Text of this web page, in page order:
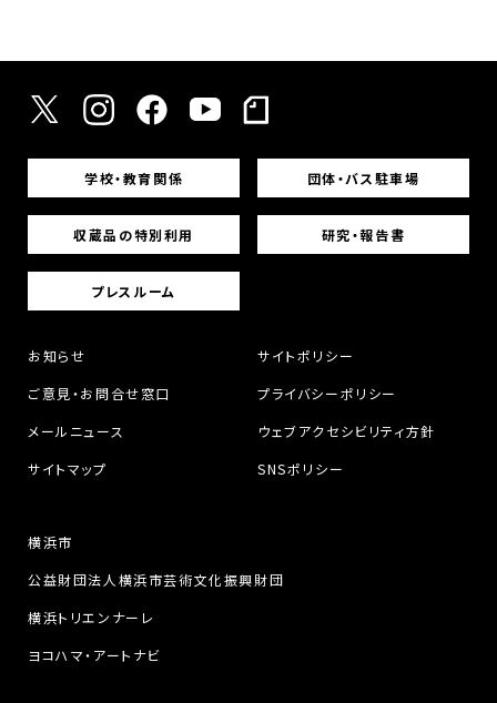
学校・教育関係 団体・バス駐車場
収蔵品の特別利用 研究・報告書
プレスルーム
お知らせ
ご意見・お問合せ窓口
メールニュース
サイトマップ
サイトポリシー
プライバシーポリシー
ウェブアクセシビリティ方針
SNSポリシー
横浜市
公益財団法人横浜市芸術文化振興財団
横浜トリエンナーレ
ヨコハマ・アートナビ